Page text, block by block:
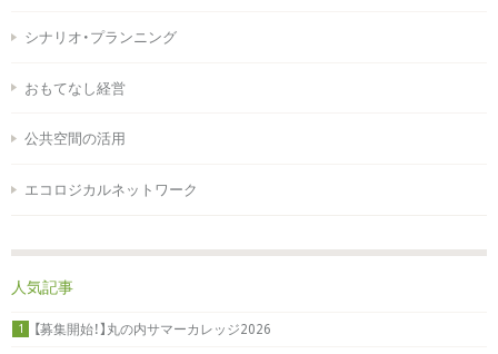
シナリオ・プランニング
おもてなし経営
公共空間の活用
エコロジカルネットワーク
人気記事
1 【募集開始！】丸の内サマーカレッジ2026